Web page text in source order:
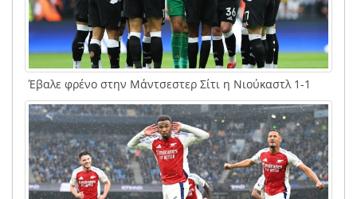
Έβαλε φρένο στην Μάντσεστερ Σίτι η Νιούκαστλ 1-1